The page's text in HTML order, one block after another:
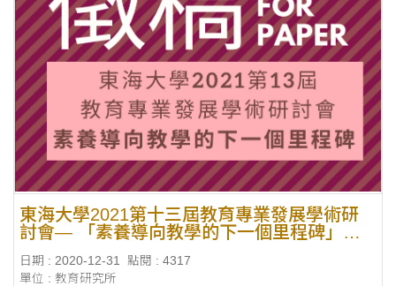
東海大學2021第十三屆教育專業發展學術研
討會— 「素養導向教學的下一個里程碑」研
日期 : 2020-12-31
點閱 : 4317
單位 : 教育研究所